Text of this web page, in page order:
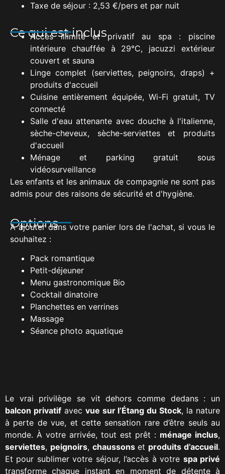
Taxe de séjour : 2,53 €/pers et par nuit
Ce qui est inclus
Accès illimité et privatif au spa : piscine
intérieure chauffée à 29°C, jacuzzi extérieur
couvert et sauna
Linge complet (serviettes, peignoirs, draps) +
produits d'accueil
Cuisine entièrement équipée, Wi-Fi gratuit, TV
connecté
Salle d'eau attenante avec douche à l'italienne,
sèche-cheveux, sèche-serviettes et produits
d'accueil
Ménage et parking gratuit sous
vidéosurveillance
Les enfants et les animaux de compagnie ne sont pas
admis pour des raisons de sécurité et d'hygiène.
Options
A ajouter dans votre panier lors de l'achat, si vous le
souhaitez :
Pack romantique
Petit-déjeuner
Menu gastronomique Bio
Cocktail dinatoire
Planchettes en verrines
Massage
Séance photo aquatique
Le vrai privilège se vit dehors comme dedans : un
balcon privatifavec vue sur l’Étang du Stock, la nature
à perte de vue, et cette sensation rare d’être seuls au
monde. À votre arrivée, tout est prêt : ménage inclus,
serviettes, peignoirs, chaussonset produits d’accueil.
Et pour sublimer votre séjour, l’accès à votre spa privé
transforme chaque instant en moment de détente à